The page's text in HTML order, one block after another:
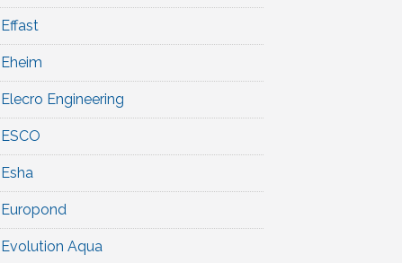
Effast
Eheim
Elecro Engineering
ESCO
Esha
Europond
Evolution Aqua